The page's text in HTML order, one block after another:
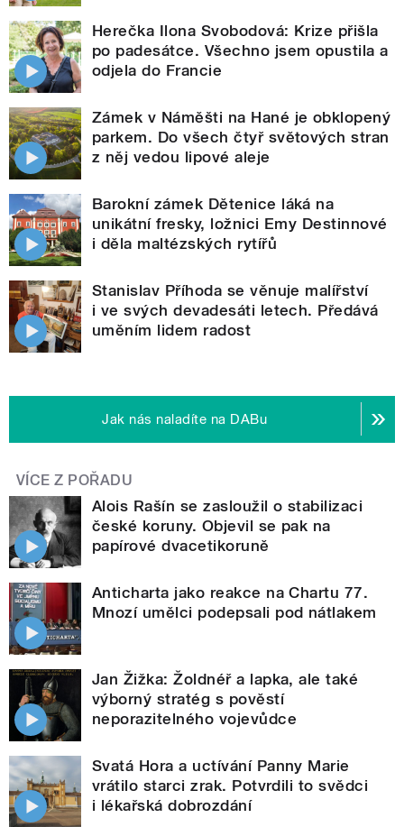
Herečka Ilona Svobodová: Krize přišla
po padesátce. Všechno jsem opustila a
odjela do Francie
Zámek v Náměšti na Hané je obklopený
parkem. Do všech čtyř světových stran
z něj vedou lipové aleje
Barokní zámek Dětenice láká na
unikátní fresky, ložnici Emy Destinnové
i děla maltézských rytířů
Stanislav Příhoda se věnuje malířství
i ve svých devadesáti letech. Předává
uměním lidem radost
Jak nás naladíte na DABu
VÍCE Z POŘADU
Alois Rašín se zasloužil o stabilizaci
české koruny. Objevil se pak na
papírové dvacetikoruně
Anticharta jako reakce na Chartu 77.
Mnozí umělci podepsali pod nátlakem
Jan Žižka: Žoldnéř a lapka, ale také
výborný stratég s pověstí
neporazitelného vojevůdce
Svatá Hora a uctívání Panny Marie
vrátilo starci zrak. Potvrdili to svědci
i lékařská dobrozdání